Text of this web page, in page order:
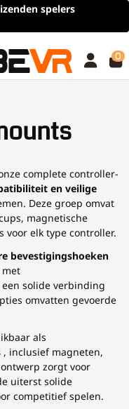
bij bestellingen van meer
0
complete controller-
en veilige
Deze groep omvat
magnetische
voor elk type controller.
bevestigingshoeken
solide verbinding
omvatten gevoerde
als
, inclusief magneten,
zorgt voor
uiterst solide
competitief spelen.